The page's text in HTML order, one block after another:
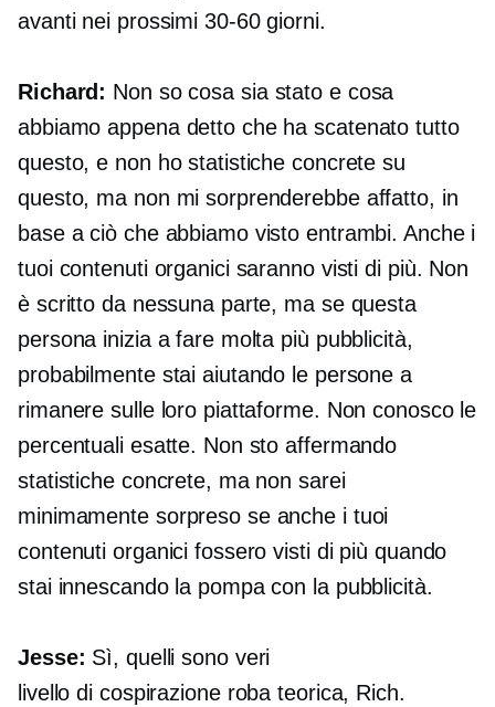
avanti nei prossimi 30-60 giorni.
Richard: Non so cosa sia stato e cosa
abbiamo appena detto che ha scatenato tutto
questo, e non ho statistiche concrete su
questo, ma non mi sorprenderebbe affatto, in
base a ciò che abbiamo visto entrambi. Anche i
tuoi contenuti organici saranno visti di più. Non
è scritto da nessuna parte, ma se questa
persona inizia a fare molta più pubblicità,
probabilmente stai aiutando le persone a
rimanere sulle loro piattaforme. Non conosco le
percentuali esatte. Non sto affermando
statistiche concrete, ma non sarei
minimamente sorpreso se anche i tuoi
contenuti organici fossero visti di più quando
stai innescando la pompa con la pubblicità.
Jesse: Sì, quelli sono veri
livello di cospirazioneroba teorica, Rich.